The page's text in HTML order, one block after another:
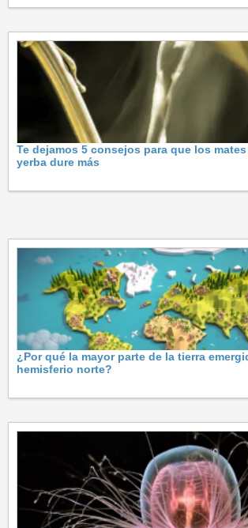
Te dejamos 5 consejos para que los
yerba dure más
¿Por qué la mayor parte de la tierra
hemisferio norte?